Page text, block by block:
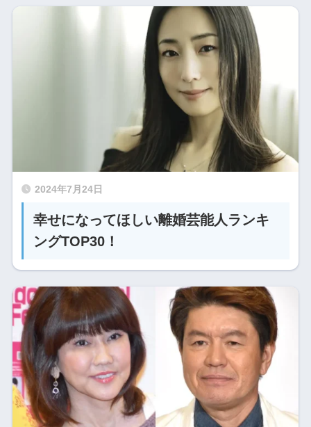
2024年7月24日
幸せになってほしい離婚芸能人ランキ
ングTOP30！